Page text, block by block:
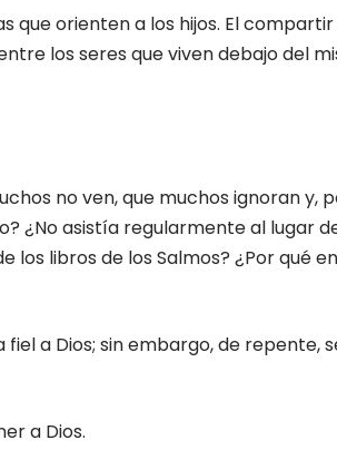
orienten a los hijos. El
los seres que viven debajo del
no ven, que muchos ignoran y,
¿No asistía regularmente al lugar
los libros de los Salmos? ¿Por qué
a Dios; sin embargo, de repente,
a Dios.